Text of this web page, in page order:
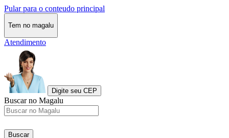
Pular para o conteudo principal
Tem no magalu
Atendimento
Digite seu CEP
Buscar no Magalu
Buscar